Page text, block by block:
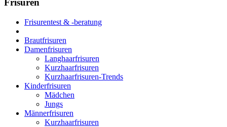
Frisuren
Frisurentest & -beratung
Brautfrisuren
Damenfrisuren
Langhaarfrisuren
Kurzhaarfrisuren
Kurzhaarfrisuren-Trends
Kinderfrisuren
Mädchen
Jungs
Männerfrisuren
Kurzhaarfrisuren